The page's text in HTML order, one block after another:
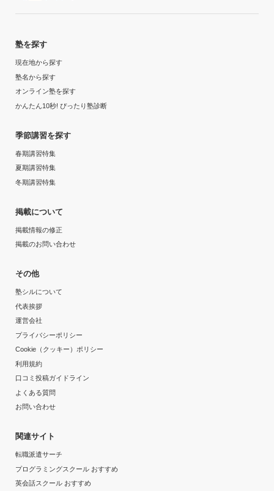
塾を探す
現在地から探す
塾名から探す
オンライン塾を探す
かんたん10秒! ぴったり塾診断
季節講習を探す
春期講習特集
夏期講習特集
冬期講習特集
掲載について
掲載情報の修正
掲載のお問い合わせ
その他
塾シルについて
代表挨拶
運営会社
プライバシーポリシー
Cookie（クッキー）ポリシー
利用規約
口コミ投稿ガイドライン
よくある質問
お問い合わせ
関連サイト
転職派遣サーチ
プログラミングスクール おすすめ
英会話スクール おすすめ